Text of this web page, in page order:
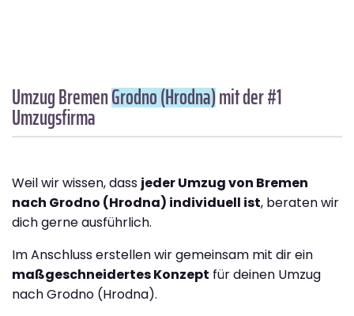
Umzug BremenGrodno (Hrodna)mit der #1
Umzugsfirma
Weil wir wissen, dass jeder Umzug von Bremen
nach Grodno (Hrodna) individuell ist, beraten wir
dich gerne ausführlich.
Im Anschluss erstellen wir gemeinsam mit dir ein
maßgeschneidertes Konzept für deinen Umzug
nach Grodno (Hrodna).